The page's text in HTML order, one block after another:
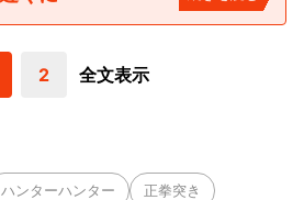
2 全文表示
ハンターハンター 正拳突き